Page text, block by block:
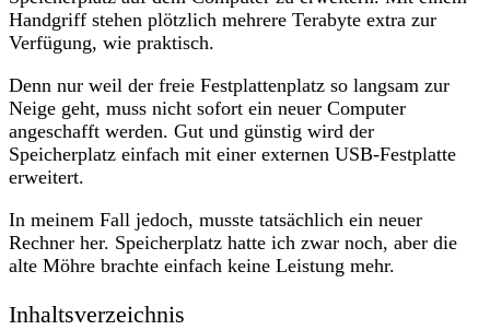
Handgriff stehen plötzlich mehrere Terabyte extra zur
Verfügung, wie praktisch.
Denn nur weil der freie Festplattenplatz so langsam zur
Neige geht, muss nicht sofort ein neuer Computer
angeschafft werden. Gut und günstig wird der
Speicherplatz einfach mit einer externen USB-Festplatte
erweitert.
In meinem Fall jedoch, musste tatsächlich ein neuer
Rechner her. Speicherplatz hatte ich zwar noch, aber die
alte Möhre brachte einfach keine Leistung mehr.
Inhaltsverzeichnis